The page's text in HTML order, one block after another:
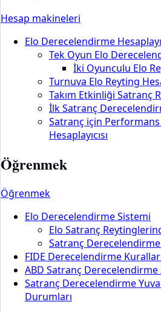
Hesap makineleri
Elo Derecelendirme
Tek Oyun Elo
İki Oyunculu Elo
Turnuva Elo Reyting
Takım Etkinliği Satranç
İlk Satranç
Satranç için
Hesaplayıcısı
Öğrenmek
Öğrenmek
Elo Derecelendirme Sistemi
Elo Satranç
Satranç
FIDE Derecelendirme
ABD Satranç Derecelendirme
Satranç Derecelendirme
Durumları